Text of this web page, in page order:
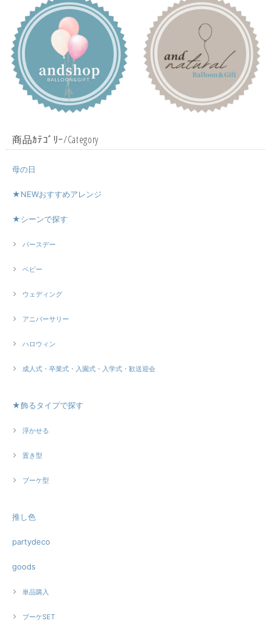
商品ｶﾃｺﾞﾘｰ/Category
母の日
★NEWおすすめアレンジ
★シーンで探す
バースデー
ベビー
ウェディング
アニバーサリー
ハロウィン
成人式・卒業式・入園式・入学式・歓送迎会
★飾るタイプで探す
浮かせる
置き型
ブーケ型
推し色
partydeco
goods
単品購入
ブーケSET